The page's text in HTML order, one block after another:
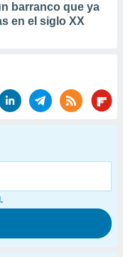
barranco que ya
en el siglo XX